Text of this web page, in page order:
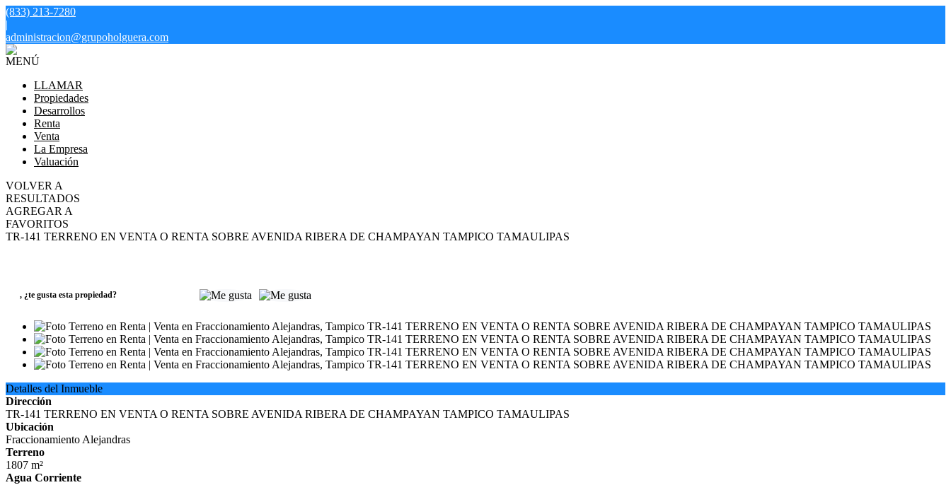
(833) 213-7280
|
administracion@grupoholguera.com
MENÚ
LLAMAR
Propiedades
Desarrollos
Renta
Venta
La Empresa
Valuación
VOLVER A
RESULTADOS
AGREGAR A
FAVORITOS
TR-141 TERRENO EN VENTA O RENTA SOBRE AVENIDA RIBERA DE CHAMPAYAN TAMPICO TAMAULIPAS
, ¿te gusta esta propiedad?
Detalles del Inmueble
Dirección
TR-141 TERRENO EN VENTA O RENTA SOBRE AVENIDA RIBERA DE CHAMPAYAN TAMPICO TAMAULIPAS
Ubicación
Fraccionamiento Alejandras
Terreno
1807 m²
Agua Corriente